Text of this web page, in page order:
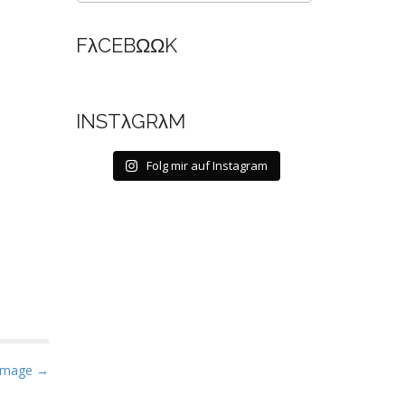
→
FλCEBΩΩK
INSTλGRλM
Folg mir auf Instagram